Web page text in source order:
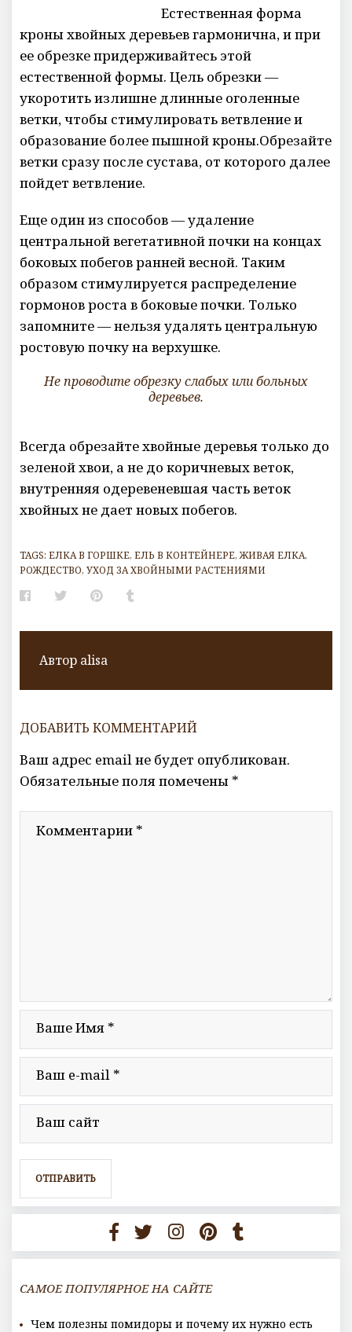
Естественная форма
кроны хвойных деревьев гармонична, и при
ее обрезке придерживайтесь этой
естественной формы. Цель обрезки —
укоротить излишне длинные оголенные
ветки, чтобы стимулировать ветвление и
образование более пышной кроны.Обрезайте
ветки сразу после сустава, от которого далее
пойдет ветвление.
Еще один из способов — удаление
центральной вегетативной почки на концах
боковых побегов ранней весной. Таким
образом стимулируется распределение
гормонов роста в боковые почки. Только
запомните — нельзя удалять центральную
ростовую почку на верхушке.
Не проводите обрезку слабых или больных
деревьев.
Всегда обрезайте хвойные деревья только до
зеленой хвои, а не до коричневых веток,
внутренняя одеревеневшая часть веток
хвойных не дает новых побегов.
TAGS: ЕЛКА В ГОРШКЕ, ЕЛЬ В КОНТЕЙНЕРЕ,ЖИВАЯ ЕЛКА,
РОЖДЕСТВО, УХОД ЗА ХВОЙНЫМИ РАСТЕНИЯМИ
FacebookTwitterPinterest
Автор alisa
ДОБАВИТЬ КОММЕНТАРИЙ
Ваш адрес email не будет опубликован.
Обязательные поля помечены *
САМОЕ ПОПУЛЯРНОЕ НА САЙТЕ
Чем полезны помидоры и почему их нужно есть